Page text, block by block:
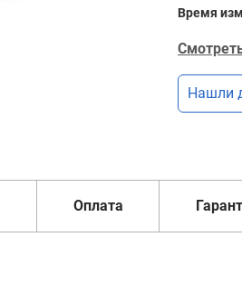
Время
Нашли
Оплата